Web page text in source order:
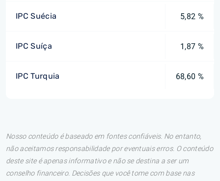
IPC Suécia 5,82 %
IPC Suíça 1,87 %
IPC Turquia 68,60 %
Nosso conteúdo é baseado em fontes confiáveis. No entanto,
não aceitamos responsabilidade por eventuais erros. O conteúdo
deste site é apenas informativo e não se destina a ser um
conselho financeiro. Decisões que você tome com base nas